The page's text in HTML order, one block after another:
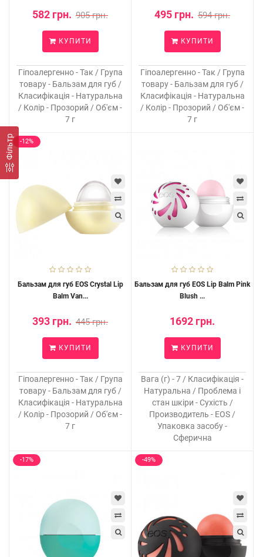
Фільтр
582 грн. 905 грн.
КУПИТИ
Гіпоалергенно - Так / Група
товару - Бальзам для губ /
Класифікація - Натуральна
/ Колір - Прозорий / Об'єм -
7 г
495 грн. 594 грн.
КУПИТИ
Гіпоалергенно - Так / Група
товару - Бальзам для губ /
Класифікація - Натуральна
/ Колір - Прозорий / Об'єм -
7 г
-12%
Бальзам для губ EOS Crystal Lip
Balm Van...
393 грн. 445 грн.
КУПИТИ
Гіпоалергенно - Так / Група
товару - Бальзам для губ /
Класифікація - Натуральна
/ Колір - Прозорий / Об'єм -
7 г
Бальзам для губ EOS Lip Balm Pink
Blush ...
1692 грн.
КУПИТИ
Вага (г) - 7 / Класифікація -
Натуральна / Проблема і
стан шкіри - Сухість /
Производитель - EOS /
Упаковка засобу -
Сферична
-17% -49%